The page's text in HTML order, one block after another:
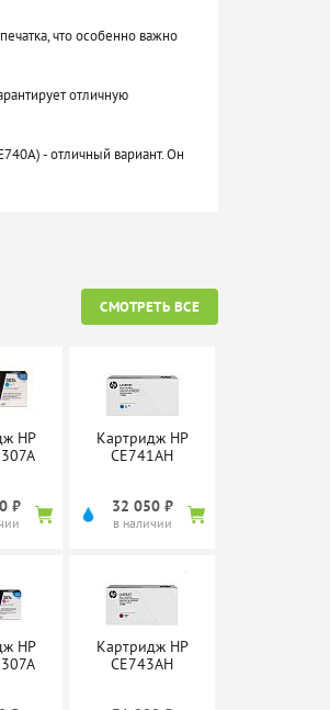
что особенно важно
отличную
- отличный вариант. Он
СМОТРЕТЬ ВСЕ
HP
₽
Картридж HP
CE741AH
32 050 ₽
в наличии
HP
Картридж HP
CE743AH